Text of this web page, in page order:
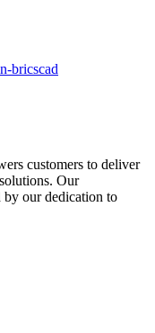
bricscad
customers to deliver
Our
our dedication to